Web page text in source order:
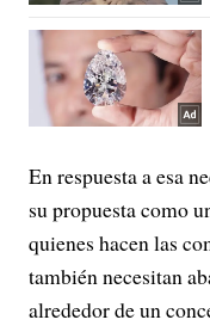
En respuesta a esa
su propuesta como
quienes hacen las
también necesitan
alrededor de un